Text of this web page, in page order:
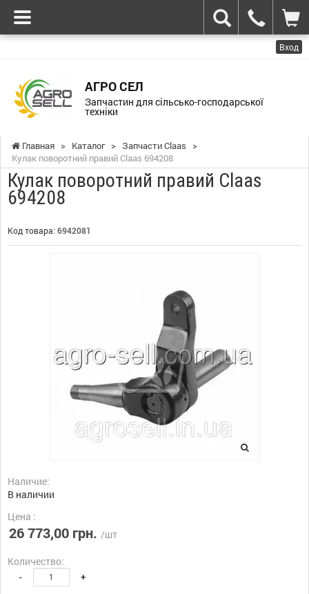
Вход
АГРО СЕЛ
Запчастин для сільсько-господарської
техніки
Главная > Каталог > Запчасти Claas
>
Кулак поворотний правий Claas 694208
Кулак поворотний правий Claas
694208
Код товара: 6942081
Наличие:
В наличии
Цена :
26 773,00 грн. /шт
Количество:
- +